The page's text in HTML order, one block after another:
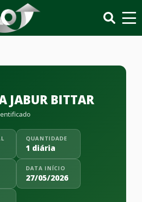
JABUR BITTAR
QUANTIDADE
1 diária
DATA INÍCIO
27/05/2026